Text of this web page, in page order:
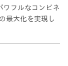
ワフルなコンビネ
最大化を実現し